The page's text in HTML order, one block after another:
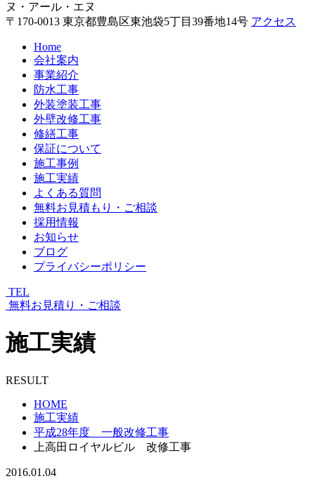
ヌ・アール・エヌ
〒170-0013 東京都豊島区東池袋5丁目39番地14号 アクセス
Home
会社案内
事業紹介
防水工事
外装塗装工事
外壁改修工事
修繕工事
保証について
施工事例
施工実績
よくある質問
無料お見積もり・ご相談
採用情報
お知らせ
ブログ
プライバシーポリシー
TEL
無料お見積り・ご相談
施工実績
RESULT
HOME
施工実績
平成28年度 一般改修工事
上高田ロイヤルビル 改修工事
2016.01.04